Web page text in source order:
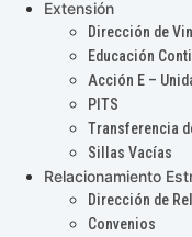
Extensión
Dirección de
Educación
Acción E –
PITS
Transferencia
Sillas Vacías
Relacionamiento
Dirección de
Convenios